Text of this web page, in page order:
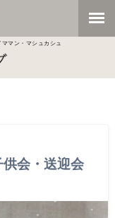
マン・マシュカシュ
会・送迎会